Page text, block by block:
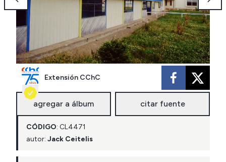
Extensión CChC
agregar a álbum citar fuente
CÓDIGO: CL4471
autor: Jack Ceitelis